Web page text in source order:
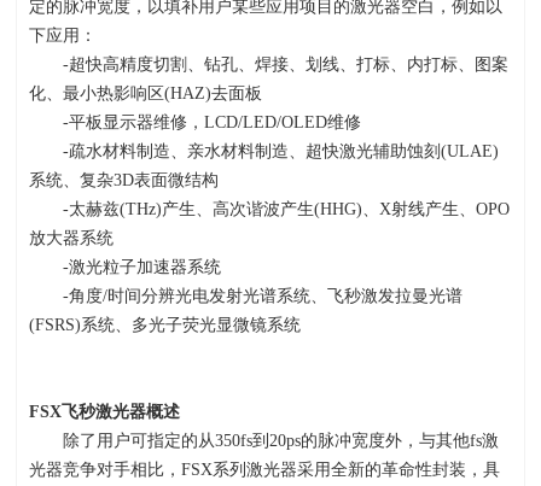
定的脉冲宽度，以填补用户某些应用项目的激光器空白，例如以
下应用：
-超快高精度切割、钻孔、焊接、划线、打标、内打标、图案
化、最小热影响区(HAZ)去面板
-平板显示器维修，LCD/LED/OLED维修
-疏水材料制造、亲水材料制造、超快激光辅助蚀刻(ULAE)
系统、复杂3D表面微结构
-太赫兹(THz)产生、高次谐波产生(HHG)、X射线产生、OPO
放大器系统
-激光粒子加速器系统
-角度/时间分辨光电发射光谱系统、飞秒激发拉曼光谱
(FSRS)系统、多光子荧光显微镜系统
FSX 飞秒激光器概述
除了用户可指定的从350fs到 20ps的脉冲宽度外，与其他fs激
光器竞争对手相比，FSX 系列激光器采用全新的革命性封装，具